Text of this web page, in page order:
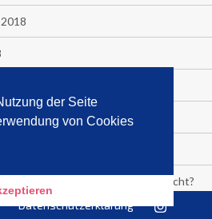
der Seite
von Cookies
vorzeitig Zusammenarbeit
Marktanteile seit 2013 vervierfacht?
Datenschutzerklärung